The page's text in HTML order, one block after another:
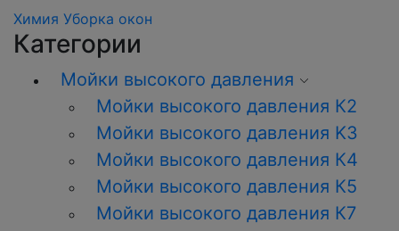
Химия Уборка окон
Категории
Мойки высокого давления
Мойки высокого давления К2
Мойки высокого давления K3
Мойки высокого давления К4
Мойки высокого давления К5
Мойки высокого давления К7